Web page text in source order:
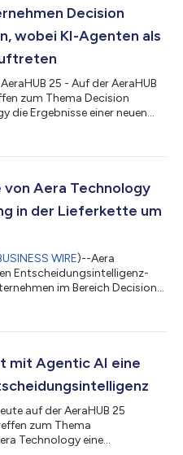
Decision
wobei KI-Agenten als
25 - Auf der AeraHUB
zum Thema Decision
die Ergebnisse einer neuen
agieren, grundlegend
die KI-gestützte Analyse
von Aera Technology
in der Lieferkette um
WIRE)--Aera
Entscheidungsintelligenz-
im Bereich Decision
und Abfallreduktionen von
durch Überschüsse und
mit Agentic AI eine
auf der AeraHUB 25
zum Thema
Technology eine